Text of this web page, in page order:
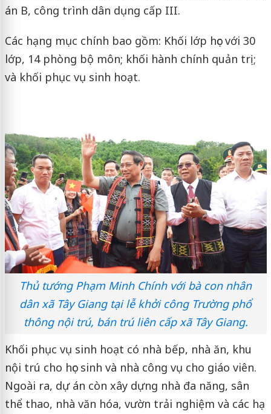
án B, công trình dân dụng cấp III.
Các hạng mục chính bao gồm: Khối lớp học với 30
lớp, 14 phòng bộ môn; khối hành chính quản trị;
và khối phục vụ sinh hoạt.
Thủ tướng Phạm Minh Chính với bà con nhân
dân xã Tây Giang tại lễ khởi công Trường phổ
thông nội trú, bán trú liên cấp xã Tây Giang.
Khối phục vụ sinh hoạt có nhà bếp, nhà ăn, khu
nội trú cho học sinh và nhà công vụ cho giáo viên.
Ngoài ra, dự án còn xây dựng nhà đa năng, sân
thể thao, nhà văn hóa, vườn trải nghiệm và các hạ